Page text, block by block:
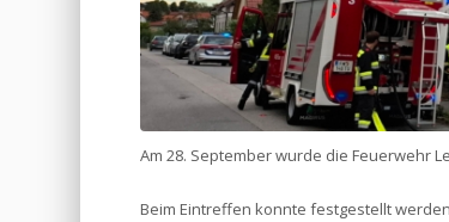
Am 28. September wurde die Feuerwehr
Beim Eintreffen konnte festgestellt